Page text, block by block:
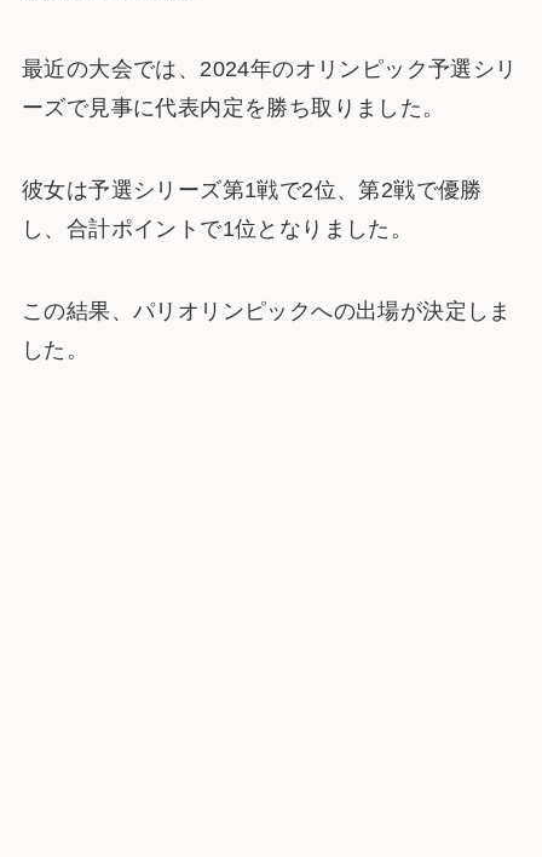
最近の大会では、2024年のオリンピック予選シリ
ーズで見事に代表内定を勝ち取りました。
彼女は予選シリーズ第1戦で2位、第2戦で優勝
し、合計ポイントで1位となりました。
この結果、パリオリンピックへの出場が決定しま
した。